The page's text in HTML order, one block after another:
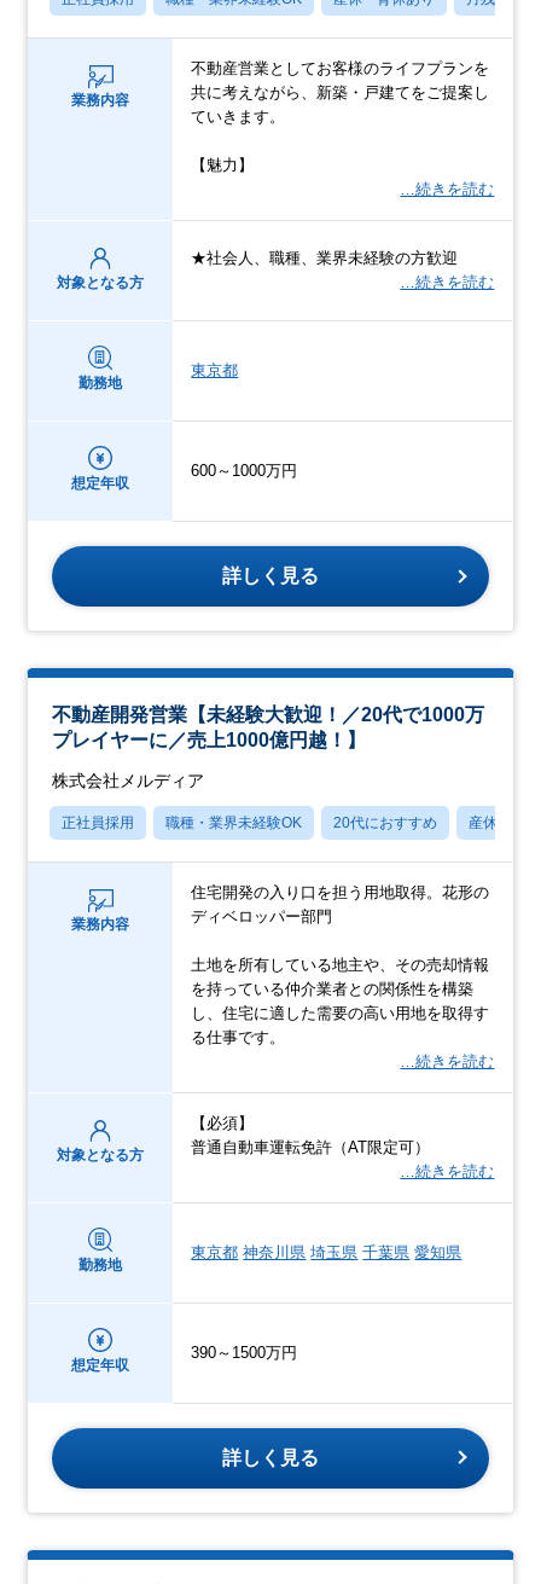
業務内容
不動産営業としてお客様のライフプランを
共に考えながら、新築・戸建てをご提案し
ていきます。
【魅力】
…続きを読む
対象となる方
★社会人、職種、業界未経験の方歓迎
…続きを読む
勤務地
東京都
想定年収
600～1000万円
詳しく見る
不動産開発営業【未経験大歓迎！／20代で1000万
プレイヤーに／売上1000億円越！】
株式会社メルディア
正社員採用 職種・業界未経験OK 20代におすすめ 産休・育
業務内容
住宅開発の入り口を担う用地取得。花形の
ディベロッパー部門
土地を所有している地主や、その売却情報
を持っている仲介業者との関係性を構築
し、住宅に適した需要の高い用地を取得す
る仕事です。
…続きを読む
対象となる方
【必須】
普通自動車運転免許（AT限定可）
…続きを読む
勤務地
東京都 神奈川県 埼玉県 千葉県 愛知県
想定年収
390～1500万円
詳しく見る